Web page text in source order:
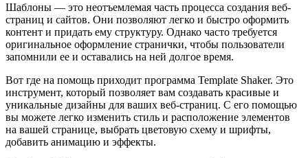
Шаблоны — это неотъемлемая часть процесса создания веб-
страниц и сайтов. Они позволяют легко и быстро оформить
контент и придать ему структуру. Однако часто требуется
оригинальное оформление странички, чтобы пользователи
запомнили ее и оставались на ней долгое время.
Вот где на помощь приходит программа Template Shaker. Это
инструмент, который позволяет вам создавать красивые и
уникальные дизайны для ваших веб-страниц. С его помощью
вы можете легко изменить стиль и расположение элементов
на вашей странице, выбрать цветовую схему и шрифты,
добавить анимацию и эффекты.